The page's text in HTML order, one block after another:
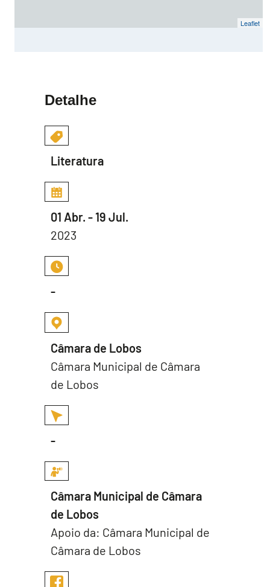
Leaflet
Detalhe
Literatura
01 Abr. - 19 Jul.
2023
-
Câmara de Lobos
Câmara Municipal de Câmara
de Lobos
-
Câmara Municipal de Câmara
de Lobos
Apoio da: Câmara Municipal de
Câmara de Lobos